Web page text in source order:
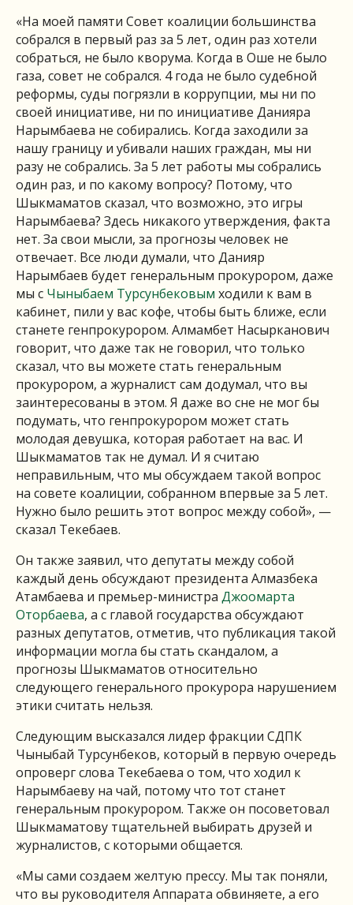
«На моей памяти Совет коалиции большинства
собрался в первый раз за 5 лет, один раз хотели
собраться, не было кворума. Когда в Оше не было
газа, совет не собрался. 4 года не было судебной
реформы, суды погрязли в коррупции, мы ни по
своей инициативе, ни по инициативе Данияра
Нарымбаева не собирались. Когда заходили за
нашу границу и убивали наших граждан, мы ни
разу не собрались. За 5 лет работы мы собрались
один раз, и по какому вопросу? Потому, что
Шыкмаматов сказал, что возможно, это игры
Нарымбаева? Здесь никакого утверждения, факта
нет. За свои мысли, за прогнозы человек не
отвечает. Все люди думали, что Данияр
Нарымбаев будет генеральным прокурором, даже
мы с Чыныбаем Турсунбековым ходили к вам в
кабинет, пили у вас кофе, чтобы быть ближе, если
станете генпрокурором. Алмамбет Насырканович
говорит, что даже так не говорил, что только
сказал, что вы можете стать генеральным
прокурором, а журналист сам додумал, что вы
заинтересованы в этом. Я даже во сне не мог бы
подумать, что генпрокурором может стать
молодая девушка, которая работает на вас. И
Шыкмаматов так не думал. И я считаю
неправильным, что мы обсуждаем такой вопрос
на совете коалиции, собранном впервые за 5 лет.
Нужно было решить этот вопрос между собой», —
сказал Текебаев.
Он также заявил, что депутаты между собой
каждый день обсуждают президента Алмазбека
Атамбаева и премьер-министра Джоомарта
Оторбаева, а с главой государства обсуждают
разных депутатов, отметив, что публикация такой
информации могла бы стать скандалом, а
прогнозы Шыкмаматов относительно
следующего генерального прокурора нарушением
этики считать нельзя.
Следующим высказался лидер фракции СДПК
Чыныбай Турсунбеков, который в первую очередь
опроверг слова Текебаева о том, что ходил к
Нарымбаеву на чай, потому что тот станет
генеральным прокурором. Также он посоветовал
Шыкмаматову тщательней выбирать друзей и
журналистов, с которыми общается.
«Мы сами создаем желтую прессу. Мы так поняли,
что вы руководителя Аппарата обвиняете, а его